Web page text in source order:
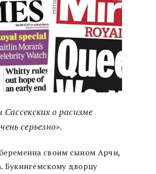
о расизме
серьезно».
своим сыном Арчи,
Букингемскому дворцу